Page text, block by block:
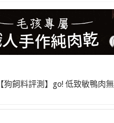
【狗飼料評測】go! 低致敏鴨肉